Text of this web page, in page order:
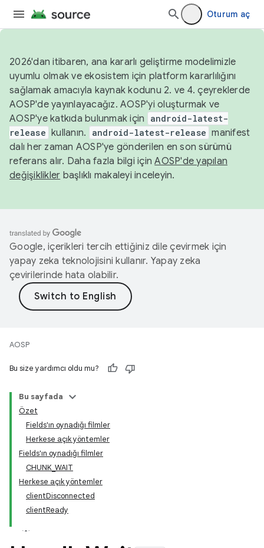
Oturum aç
2026'dan itibaren, ana kararlı geliştirme modelimizle
uyumlu olmak ve ekosistem için platform kararlılığını
sağlamak amacıyla kaynak kodunu 2. ve 4. çeyreklerde
AOSP'de yayınlayacağız. AOSP'yi oluşturmak ve
AOSP'ye katkıda bulunmak için
android-latest-
release kullanın. android-latest-release manifest
dalı her zaman AOSP'ye gönderilen en son sürümü
referans alır. Daha fazla bilgi içinAOSP'de yapılan
değişiklikler başlıklı makaleyi inceleyin.
Google, içerikleri tercih ettiğiniz dile çevirmek için
yapay zeka teknolojisini kullanır. Yapay zeka
çevirilerinde hata olabilir.
AOSP
Bu size yardımcı oldu mu?
Bu sayfada
Özet
Fields'ın oynadığı filmler
Herkese açık yöntemler
Fields'ın oynadığı filmler
CHUNK_WAIT
Herkese açık yöntemler
clientDisconnected
clientReady